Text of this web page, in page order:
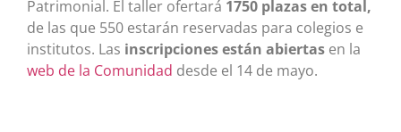
Patrimonial. El taller ofertará 1750 plazas en total,
de las que 550 estarán reservadas para colegios e
institutos. Las inscripciones están abiertas en la
web de la Comunidad desde el 14 de mayo.